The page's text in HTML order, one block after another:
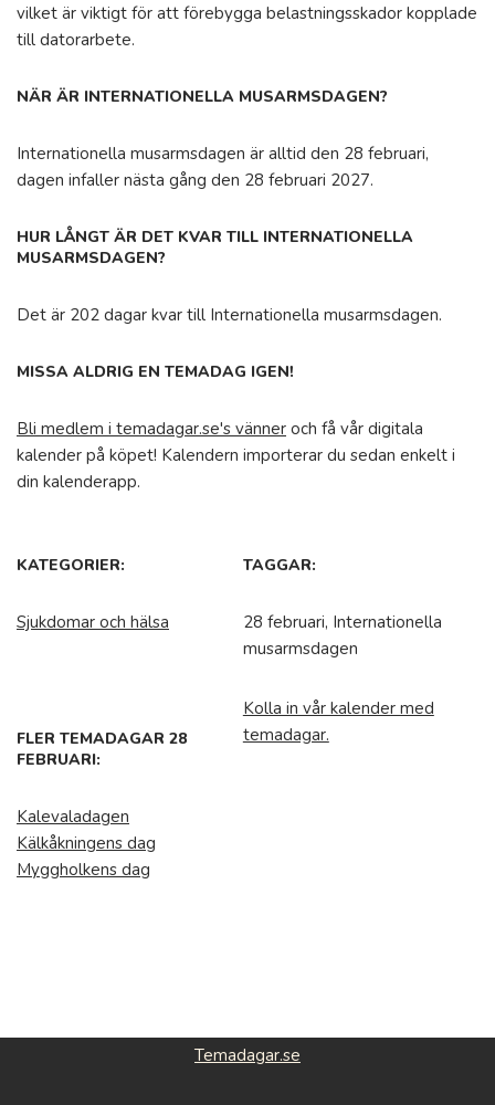
vilket är viktigt för att förebygga belastningsskador kopplade
till datorarbete.
NÄR ÄR INTERNATIONELLA MUSARMSDAGEN?
Internationella musarmsdagen är alltid den 28 februari,
dagen infaller nästa gång den 28 februari 2027.
HUR LÅNGT ÄR DET KVAR TILL INTERNATIONELLA
MUSARMSDAGEN?
Det är 202 dagar kvar till Internationella musarmsdagen.
MISSA ALDRIG EN TEMADAG IGEN!
Bli medlem i temadagar.se's vänner och få vår digitala
kalender på köpet! Kalendern importerar du sedan enkelt i
din kalenderapp.
KATEGORIER:
Sjukdomar och hälsa
TAGGAR:
28 februari, Internationella
musarmsdagen
FLER TEMADAGAR 28
FEBRUARI:
Kalevaladagen
Kälkåkningens dag
Myggholkens dag
Kolla in vår kalender med
temadagar.
Temadagar.se